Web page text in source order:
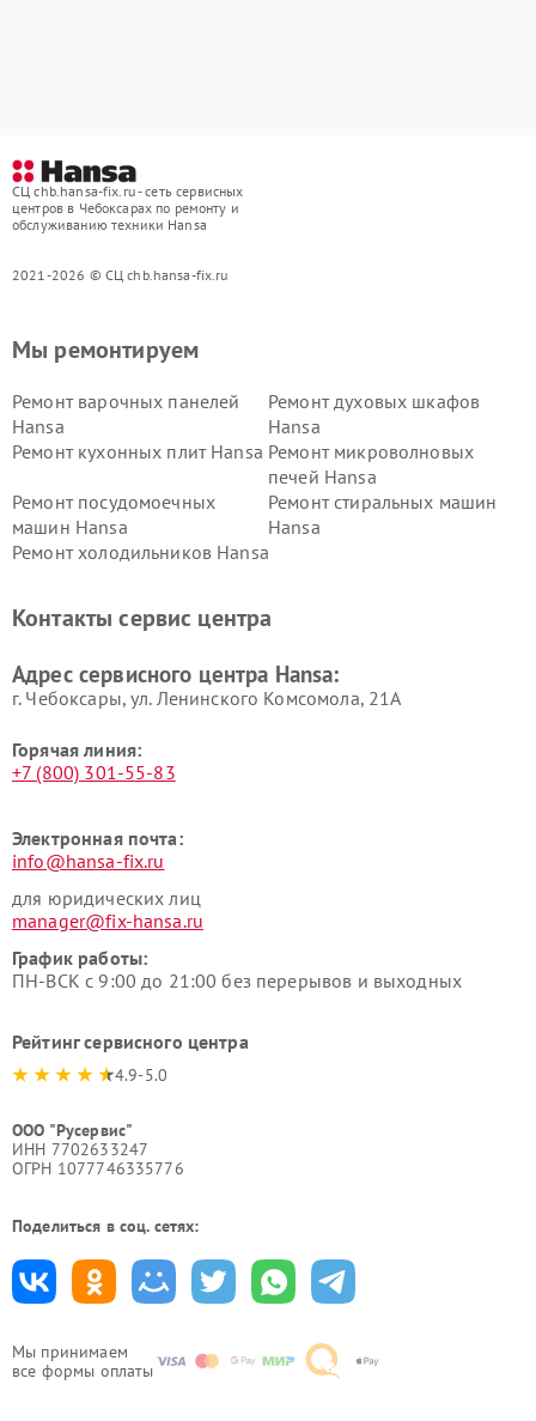
СЦ chb.hansa-fix.ru - сеть сервисных
центров в Чебоксарах по ремонту и
обслуживанию техники Hansa
2021-2026 © СЦ chb.hansa-fix.ru
Мы принимаем
все формы оплаты
Мы ремонтируем
Ремонт варочных панелей
Hansa
Ремонт духовых шкафов
Hansa
Ремонт кухонных плит Hansa Ремонт микроволновых
печей Hansa
Ремонт посудомоечных
машин Hansa
Ремонт стиральных машин
Hansa
Ремонт холодильников Hansa
Контакты сервис центра
Адрес сервисного центра Hansa:
г. Чебоксары, ул. Ленинского Комсомола, 21А
Горячая линия:
+7 (800) 301-55-83
Электронная почта:
info@hansa-fix.ru
для юридических лиц
manager@fix-hansa.ru
График работы:
ПН-ВСК с 9:00 до 21:00 без перерывов и выходных
Рейтинг сервисного центра
4.9-5.0
ООО "Русервис"
ИНН 7702633247
ОГРН 1077746335776
Поделиться в соц. сетях: